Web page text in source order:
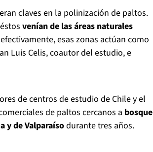
claves en la polinización de paltos.
venían de las áreas naturales
esas zonas actúan como
Luis Celis, coautor del estudio, e
de centros de estudio de Chile y el
de paltos cercanos a bosque
y de Valparaísodurante tres años.